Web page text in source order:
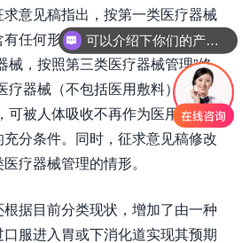
意见稿指出，按第一类医疗器械
任何形式的非医疗器械产品。将
械，按照第三类医疗器械管理”修
疗器械（不包括医用敷料），按照
可被人体吸收不再作为医用敷料判
分条件。同时，征求意见稿修改
疗器械管理的情形。
目前分类现状，增加了由一种
服进入胃或下消化道实现其预期
可以介绍下你们的产品么